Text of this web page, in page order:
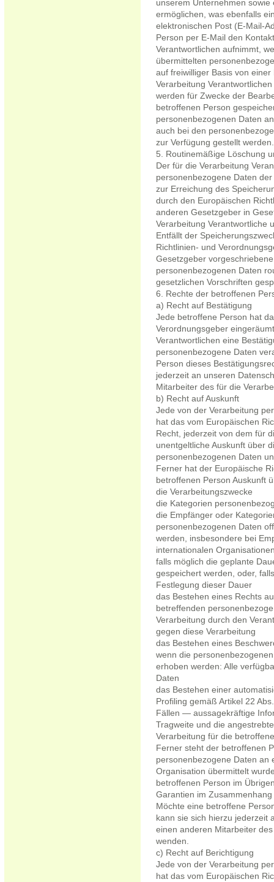
unserem Unternehmen
ermöglichen, was ebenfalls
elektronischen Post (E-Mail-
Person per E-Mail den
Verantwortlichen aufnimmt,
übermittelten
auf freiwilliger Basis von
Verarbeitung
werden für Zwecke der
betroffenen Person
personenbezogenen Daten
auch bei den
zur Verfügung gestellt
5. Routinemäßige Löschung
Der für die Verarbeitung
personenbezogene Daten
zur Erreichung des
durch den Europäischen
anderen Gesetzgeber in
Verarbeitung Verantwortliche
Entfällt der
Richtlinien- und
Gesetzgeber
personenbezogenen Daten
gesetzlichen Vorschriften
6. Rechte der betroffenen
a) Recht auf Bestätigung
Jede betroffene Person hat
Verordnungsgeber
Verantwortlichen eine
personenbezogene Daten
Person dieses
jederzeit an unseren
Mitarbeiter des für die
b) Recht auf Auskunft
Jede von der Verarbeitung
hat das vom Europäischen
Recht, jederzeit von dem für
unentgeltliche Auskunft über
personenbezogenen Daten
Ferner hat der Europäische
betroffenen Person Auskunft
die Verarbeitungszwecke
die Kategorien
die Empfänger oder
personenbezogenen Daten
werden, insbesondere bei
internationalen
falls möglich die geplante
gespeichert werden, oder,
Festlegung dieser Dauer
das Bestehen eines Rechts
betreffenden
Verarbeitung durch den
gegen diese Verarbeitung
das Bestehen eines
wenn die
erhoben werden: Alle
Daten
das Bestehen einer
Profiling gemäß Artikel 22
Fällen — aussagekräftige
Tragweite und die
Verarbeitung für die
Ferner steht der betroffenen
personenbezogene Daten an
Organisation übermittelt
betroffenen Person im
Garantien im
Möchte eine betroffene
kann sie sich hierzu jederzeit
einen anderen Mitarbeiter
wenden.
c) Recht auf Berichtigung
Jede von der Verarbeitung
hat das vom Europäischen